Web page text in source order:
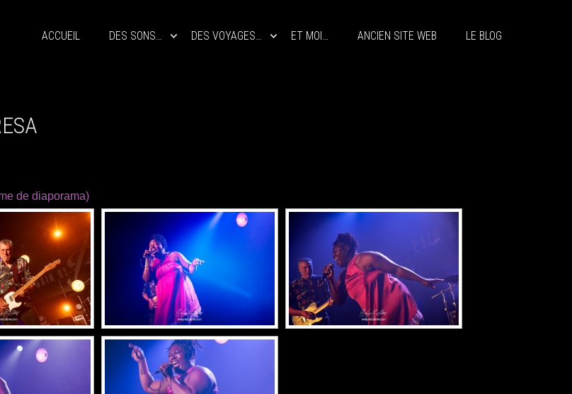
ACCUEIL DES SONS… DES VOYAGES… ET MOI… ANCIEN SITE WEB LE BLOG
de diaporama)